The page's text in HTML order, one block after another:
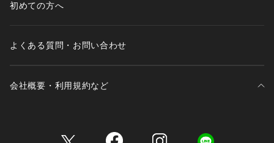
初めての方へ
よくある質問・お問い合わせ
会社概要・利用規約など